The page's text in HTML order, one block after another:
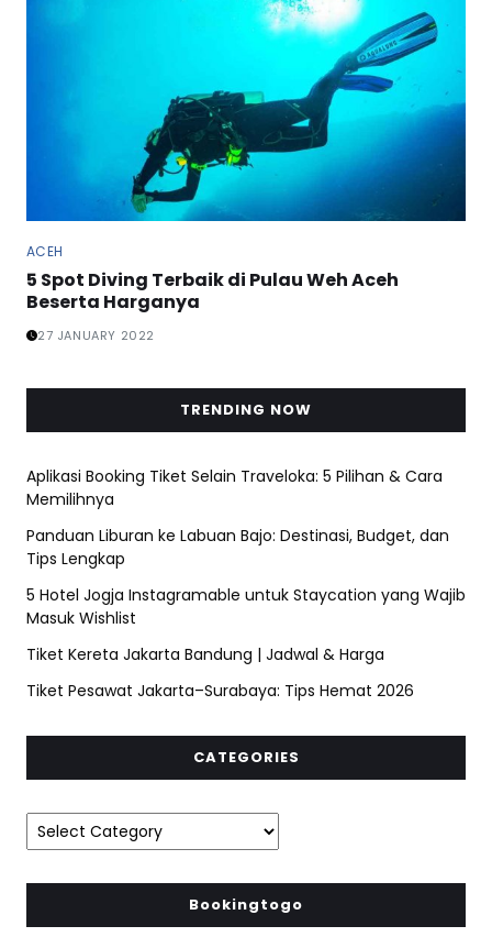
ACEH
5 Spot Diving Terbaik di Pulau Weh Aceh
Beserta Harganya
27 JANUARY 2022
TRENDING NOW
Aplikasi Booking Tiket Selain Traveloka: 5 Pilihan & Cara
Memilihnya
Panduan Liburan ke Labuan Bajo: Destinasi, Budget, dan
Tips Lengkap
5 Hotel Jogja Instagramable untuk Staycation yang Wajib
Masuk Wishlist
Tiket Kereta Jakarta Bandung | Jadwal & Harga
Tiket Pesawat Jakarta–Surabaya: Tips Hemat 2026
CATEGORIES
Bookingtogo